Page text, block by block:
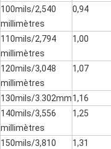
100mils/2,540
millimètres
0,94
110mils/2,794
millimètres
1,00
120mils/3,048
millimètres
1,07
130mils/3.302mm1,16
140mils/3,556
millimètres
1,25
150mils/3,810
1,31